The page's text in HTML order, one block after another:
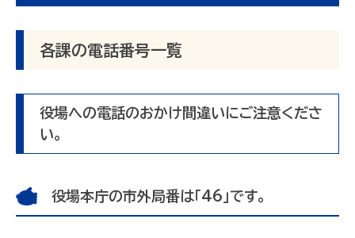
各課の電話番号一覧
役場への電話のおかけ間違いにご注意くださ
い。
役場本庁の市外局番は「46」です。